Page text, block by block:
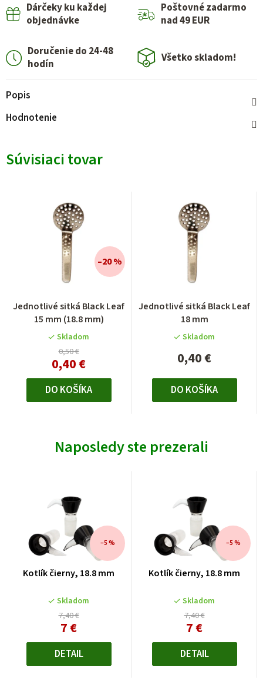
Dárčeky ku každej
objednávke
Poštovné zadarmo
nad 49 EUR
Doručenie do 24-48
hodín
Všetko skladom!
Popis
Hodnotenie
Súvisiaci tovar
Jednotlivé sitká Black Leaf
15 mm (18.8 mm)
Skladom
0,50 €
0,40 €
–20 %
DO KOŠÍKA
Jednotlivé sitká Black Leaf
18 mm
hodnotenie
produktu
je
z
5
hviezdičiek.
Skladom
0,40 €
DO KOŠÍKA
Naposledy ste prezerali
Kotlík čierny, 18.8 mm
Skladom
7,40 €
–5 %
7 €
DETAIL
Kotlík čierny, 18.8 mm
Skladom
7,40 €
–5 %
7 €
DETAIL